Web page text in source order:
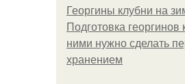
Георгины клубни на
Подготовка георгинов
ними нужно сделать
хранением